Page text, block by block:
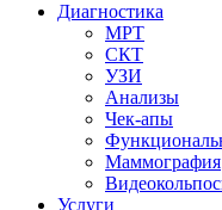
Диагностика
МРТ
СКТ
УЗИ
Анализы
Чек-апы
Маммография
Услуги